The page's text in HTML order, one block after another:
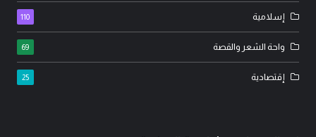
إسلامية 110
واحة الشعر والقصة 69
إقتصادية 25